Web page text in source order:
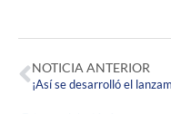
NOTICIA ANTERIOR